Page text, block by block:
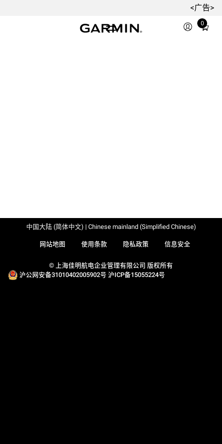
<广告>
0
Total
© 上海佳明航电企业管理有限公司 版权所有
沪公网安备31010402005902号 沪ICP备15055224号
网站地图 使用条款 隐私政策 信息安全
中国大陆 (简体中文) | Chinese mainland (Simplified Chinese)